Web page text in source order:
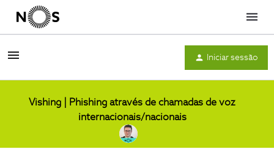
Menu
Iniciar sessão
Vishing | Phishing através de chamadas de voz
internacionais/nacionais